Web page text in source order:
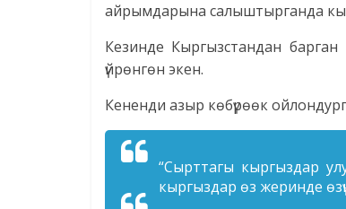
айрымдарына салыштырганда
Кезинде Кыргызстандан
үйрөнгөн экен.
Кененди азыр көбүрөөк
“Сырттагы кыргыздар
кыргыздар өз жеринде